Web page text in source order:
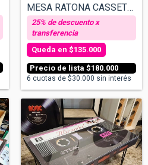
MESA RATONA CASSETTE - DEPECHE MODE
$180.000
$135.000
6 cuotas de $30.000 sin interés